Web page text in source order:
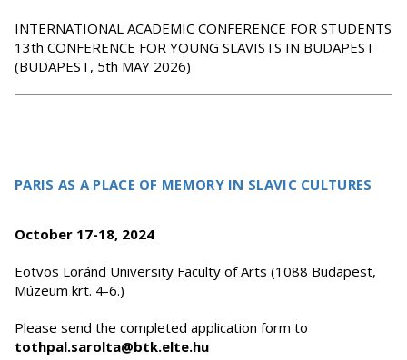
INTERNATIONAL ACADEMIC CONFERENCE FOR STUDENTS
13th CONFERENCE FOR YOUNG SLAVISTS IN BUDAPEST
(BUDAPEST, 5th MAY 2026)
PARIS AS A PLACE OF MEMORY IN SLAVIC CULTURES
October 17-18, 2024
Eötvös Loránd University Faculty of Arts (1088 Budapest,
Múzeum krt. 4-6.)
Please send the completed application form to
tothpal.sarolta@btk.elte.hu